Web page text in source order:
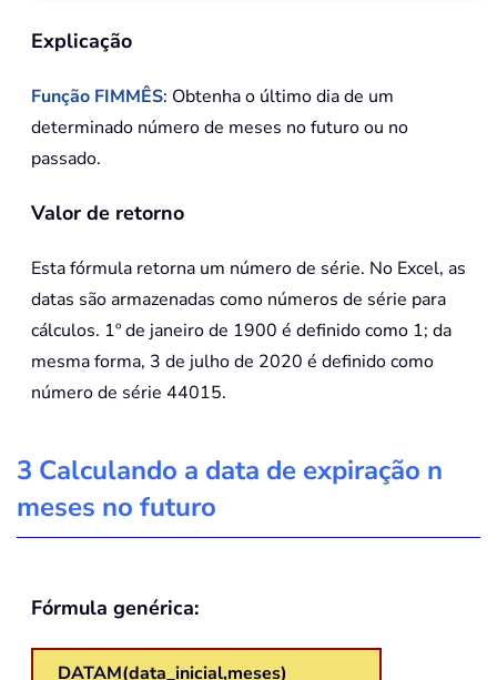
Explicação
Função FIMMÊS: Obtenha o último dia de um
determinado número de meses no futuro ou no
passado.
Valor de retorno
Esta fórmula retorna um número de série. No Excel, as
datas são armazenadas como números de série para
cálculos. 1º de janeiro de 1900 é definido como 1; da
mesma forma, 3 de julho de 2020 é definido como
número de série 44015.
3 Calculando a data de expiração n
meses no futuro
Fórmula genérica:
DATAM(data_inicial,meses)